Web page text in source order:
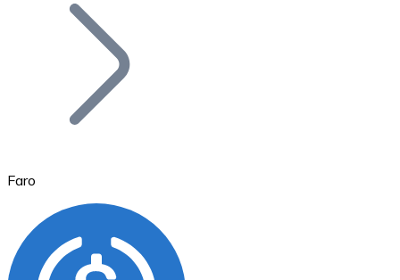
Bitcoin
Ethereum
Faro